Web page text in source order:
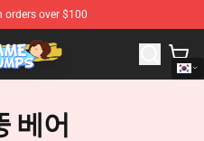
orders over $100
Game Grumps
베어